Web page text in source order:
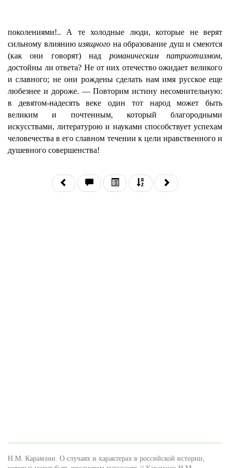
поколениями!.. А те холодные люди, которые не верят
сильному влияниюизящного на образование душ и смеются
(как они говорят) над романическим патриотизмом,
достойны ли ответа? Не от них отечество ожидает великого
и славного; не они рождены сделать нам имя русское еще
любезнее и дороже. — Повторим истину несомнительную:
в девятом-надесять веке один тот народ может быть
великим и почтенным, который благородными
искусствами, литературою и науками способствует успехам
человечества в его славном течении к цели нравственного и
душевного совершенства!
Н.М. Карамзин. О случаях и характерах в российской истории,